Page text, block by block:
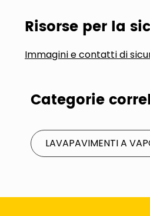
Risorse per la
Immagini e contatti di
Categorie
LAVAPAVIMENTI A